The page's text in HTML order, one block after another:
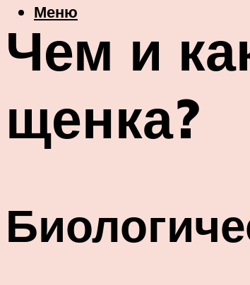
Меню
Чем и
щенка?